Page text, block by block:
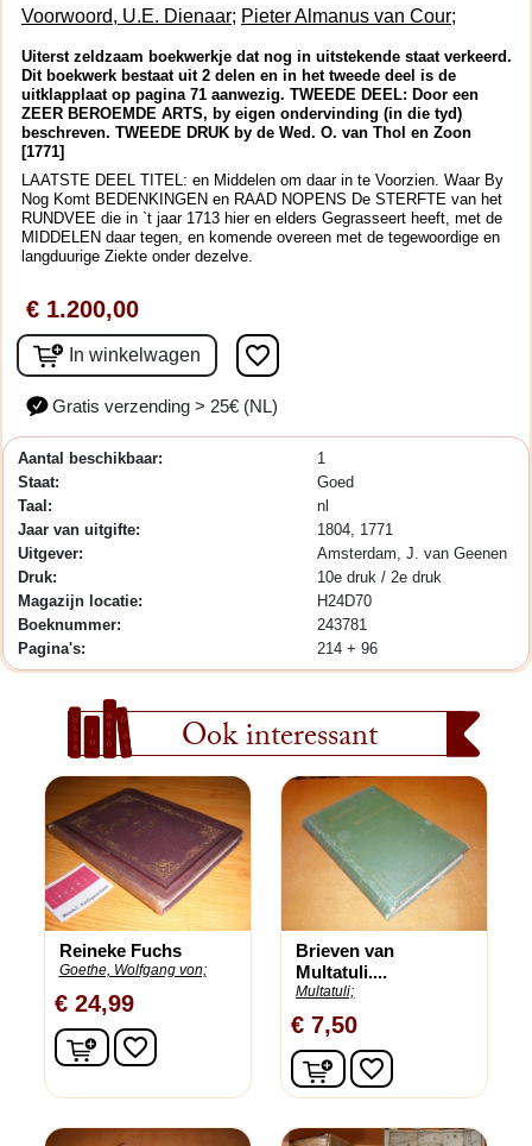
Voorwoord, U.E. Dienaar; Pieter Almanus van Cour;
Uiterst zeldzaam boekwerkje dat nog in uitstekende staat verkeerd.
Dit boekwerk bestaat uit 2 delen en in het tweede deel is de
uitklapplaat op pagina 71 aanwezig. TWEEDE DEEL: Door een
ZEER BEROEMDE ARTS, by eigen ondervinding (in die tyd)
beschreven. TWEEDE DRUK by de Wed. O. van Thol en Zoon
[1771]
LAATSTE DEEL TITEL: en Middelen om daar in te Voorzien. Waar By
Nog Komt BEDENKINGEN en RAAD NOPENS De STERFTE van het
RUNDVEE die in `t jaar 1713 hier en elders Gegrasseert heeft, met de
MIDDELEN daar tegen, en komende overeen met de tegewoordige en
langduurige Ziekte onder dezelve.
€ 1.200,00
In winkelwagen favorite_border
Gratis verzending > 25€ (NL)
Aantal beschikbaar:
1
Staat:
Goed
Taal:
nl
Jaar van uitgifte:
1804, 1771
Uitgever:
Amsterdam, J. van Geenen
Druk:
10e druk / 2e druk
Magazijn locatie:
H24D70
Boeknummer:
243781
Pagina's:
214 + 96
Ook interessant
Reineke Fuchs
Goethe, Wolfgang von;
€ 24,99
In winkelwagen
favorite_border
Brieven van
Multatuli....
Multatuli;
€ 7,50
In winkelwagen
favorite_border